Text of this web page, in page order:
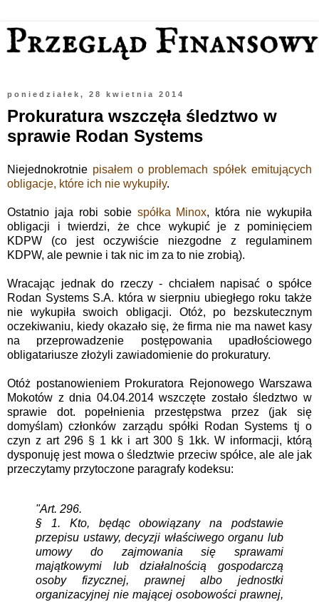
poniedziałek, 28 kwietnia 2014
Prokuratura wszczęła śledztwo w
sprawie Rodan Systems
Niejednokrotnie pisałem o problemach spółek emitujących
obligacje, które ich nie wykupiły.
Ostatnio jaja robi sobie spółka Minox, która nie wykupiła
obligacji i twierdzi, że chce wykupić je z pominięciem
KDPW (co jest oczywiście niezgodne z regulaminem
KDPW, ale pewnie i tak nic im za to nie zrobią).
Wracając jednak do rzeczy - chciałem napisać o spółce
Rodan Systems S.A. która w sierpniu ubiegłego roku także
nie wykupiła swoich obligacji. Otóż, po bezskutecznym
oczekiwaniu, kiedy okazało się, że firma nie ma nawet kasy
na przeprowadzenie postępowania upadłościowego
obligatariusze złożyli zawiadomienie do prokuratury.
Otóż postanowieniem Prokuratora Rejonowego Warszawa
Mokotów z dnia 04.04.2014 wszczęte zostało śledztwo w
sprawie dot. popełnienia przestępstwa przez (jak się
domyślam) członków zarządu spółki Rodan Systems tj o
czyn z art 296 § 1 kk i art 300 § 1kk. W informacji, którą
dysponuję jest mowa o śledztwie przeciw spółce, ale ale jak
przeczytamy przytoczone paragrafy kodeksu:
"Art. 296.
§ 1. Kto, będąc obowiązany na podstawie
przepisu ustawy, decyzji właściwego organu lub
umowy do zajmowania się sprawami
majątkowymi lub działalnością gospodarczą
osoby fizycznej, prawnej albo jednostki
organizacyjnej nie mającej osobowości prawnej,